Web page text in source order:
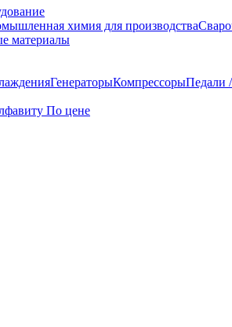
химия для производства
материалы
ГенераторыКомпрессорыПедали
По цене